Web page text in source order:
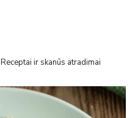
Receptai ir skanūs atradimai